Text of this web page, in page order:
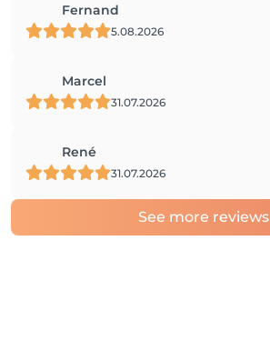
Fernand
5.08.2026
Marcel
31.07.2026
René
31.07.2026
See more reviews